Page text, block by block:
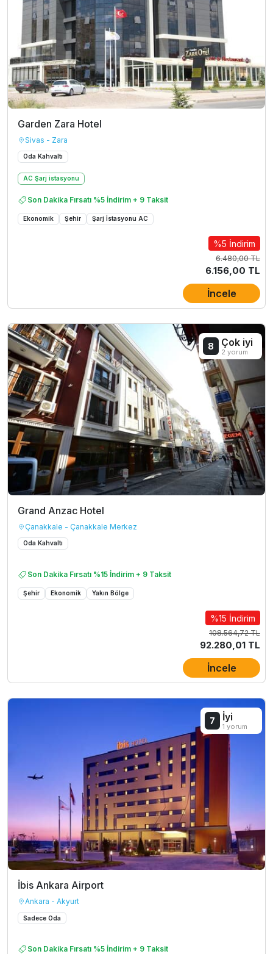
Garden Zara Hotel
Sivas - Zara
Oda Kahvaltı
AC Şarj istasyonu
Son Dakika Fırsatı %5 İndirim + 9 Taksit
Ekonomik Şehir Şarj İstasyonu AC
%5 İndirim
6.480,00 TL
6.156,00 TL
İncele
Grand Anzac Hotel
Çanakkale - Çanakkale Merkez
Oda Kahvaltı
Son Dakika Fırsatı %15 İndirim + 9 Taksit
Şehir Ekonomik Yakın Bölge
8 Çok iyi
2 yorum
%15 İndirim
108.564,72 TL
92.280,01 TL
İncele
İbis Ankara Airport
Ankara - Akyurt
Sadece Oda
Son Dakika Fırsatı %5 İndirim + 9 Taksit
7 İyi
1 yorum